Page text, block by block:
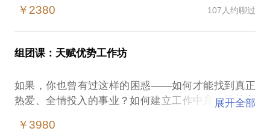
要的需求，清晰和确立目标，运用并管理自己真实的
激情和意义，发挥其内在价值的职场人士。
我毕业于清华大学，原就职于世界500强机构从事战
略咨询工作，后转型成为了一名职业规划师，于职业
规划机构新精英生涯担任兼职讲师。如今是一名优势
教练，创办了专注于传播和应用优势理念的机构：殷
充满激情地从事你热爱的事业，更没有可能在事业中
队成员的优势，并且建立基于优势的团队文化，那么
你便没有可能留住真正优秀的人才。【我相信】一个
——只有持续地投入在你的天赋上，围绕你的独特天
赋扩展知识和技能，不断精进，才能在未来不断变化
的职场环境中脱颖而出，形成独特优势，成为更好的
￥2380 107人约聊过
组团课：天赋优势工作坊
如果，你也曾有过这样的困惑——如何才能找到真正
热爱、全情投入的事业？如何建立工作中真正的核心
板？既想要事业成功，又渴望家庭幸福，如何平衡？
展开全部
￥3980